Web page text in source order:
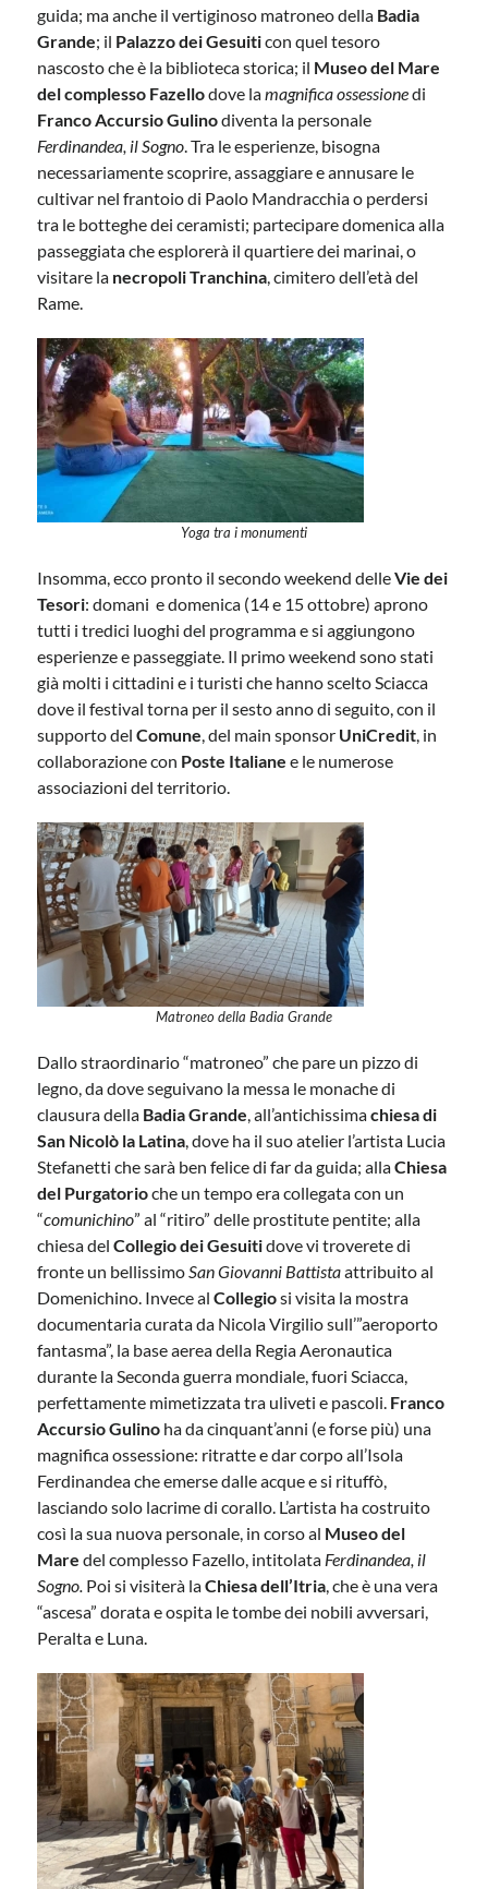
guida; ma anche il vertiginoso matroneo della Badia
Grande; il Palazzo dei Gesuiticon quel tesoro
nascosto che è la biblioteca storica; il Museo del Mare
del complesso Fazellodove lamagnifica ossessionedi
Franco Accursio Gulinodiventa la personale
Ferdinandea, il Sogno. Tra le esperienze, bisogna
necessariamente scoprire, assaggiare e annusare le
cultivar nel frantoio di Paolo Mandracchia o perdersi
tra le botteghe dei ceramisti; partecipare domenica alla
passeggiata che esplorerà il quartiere dei marinai, o
visitare la necropoli Tranchina, cimitero dell’età del
Rame.
Yoga tra i monumenti
Insomma, ecco pronto il secondo weekend delleVie dei
Tesori: domani e domenica (14 e 15 ottobre) aprono
tutti i tredici luoghi del programma e si aggiungono
esperienze e passeggiate. Il primo weekend sono stati
già molti i cittadini e i turisti che hanno scelto Sciacca
dove il festival torna per il sesto anno di seguito, con il
supporto delComune, del main sponsor UniCredit, in
collaborazione con Poste Italiane e le numerose
associazioni del territorio.
Matroneo della Badia Grande
Dallo straordinario “matroneo” che pare un pizzo di
legno, da dove seguivano la messa le monache di
clausura della Badia Grande, all’antichissimachiesa di
San Nicolò la Latina, dove ha il suo atelier l’artista Lucia
Stefanetti che sarà ben felice di far da guida; allaChiesa
del Purgatorioche un tempo era collegata con un
“comunichino” al “ritiro” delle prostitute pentite; alla
chiesa delCollegio dei Gesuitidove vi troverete di
fronte un bellissimoSan Giovanni Battistaattribuito al
Domenichino. Invece alCollegiosi visita la mostra
documentaria curata da Nicola Virgilio sull’”aeroporto
fantasma”, la base aerea della Regia Aeronautica
durante la Seconda guerra mondiale, fuori Sciacca,
perfettamente mimetizzata tra uliveti e pascoli. Franco
Accursio Gulino ha da cinquant’anni (e forse più) una
magnifica ossessione: ritratte e dar corpo all’Isola
Ferdinandea che emerse dalle acque e si rituffò,
lasciando solo lacrime di corallo. L’artista ha costruito
così la sua nuova personale, in corso al Museo del
Mare del complesso Fazello, intitolata Ferdinandea, il
Sogno. Poi si visiterà laChiesa dell’Itria, che è una vera
“ascesa” dorata e ospita le tombe dei nobili avversari,
Peralta e Luna.